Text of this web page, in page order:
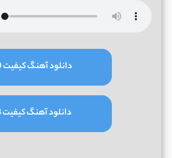
دانلود آهنگ کیفیت 320
دانلود آهنگ کیفیت 128